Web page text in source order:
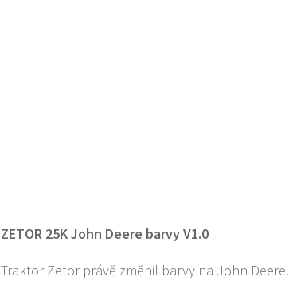
ZETOR 25K John Deere barvy V1.0
Traktor Zetor právě změnil barvy na John Deere.